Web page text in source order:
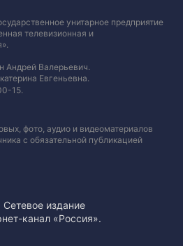
унитарное предприятие
телевизионная и
Андрей Валерьевич.
Евгеньевна.
15.
фото, аудио и видеоматериалов
с обязательной публикацией
издание
канал «Россия».